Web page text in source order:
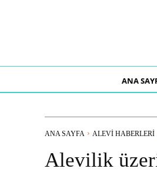
ANA
ANA SAYFA ALEVI HABERLERI
Alevilik